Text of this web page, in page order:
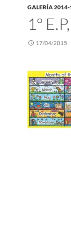
GALERÍA 2014-
1º
17/04/2015